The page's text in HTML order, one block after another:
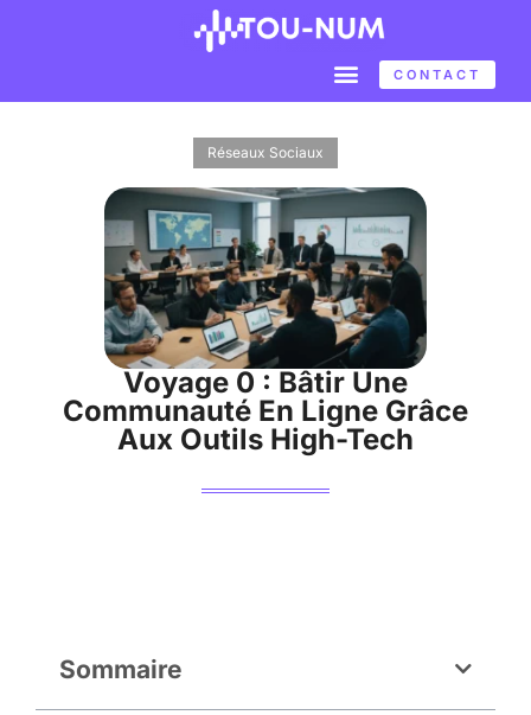
CONTACT
Réseaux Sociaux
Voyage 0 : Bâtir Une
Communauté En Ligne Grâce
Aux Outils High-Tech
Sommaire